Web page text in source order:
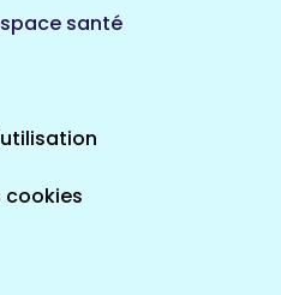
santé
cookies